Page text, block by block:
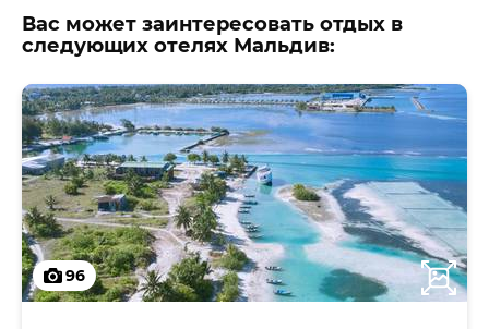
Вас может заинтересовать отдых в
следующих отелях Мальдив:
96